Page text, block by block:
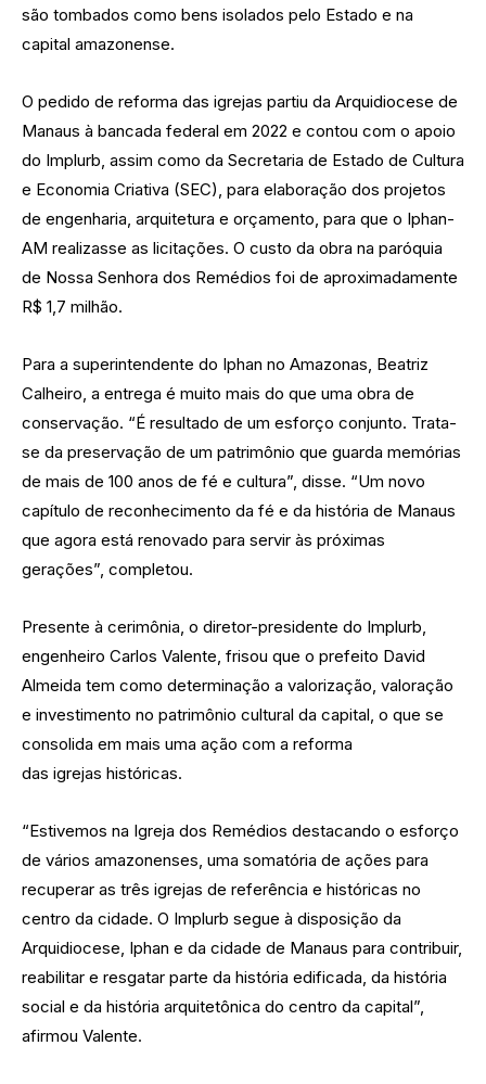
são tombados como bens isolados pelo Estado e na
capital amazonense.
O pedido de reforma das igrejas partiu da Arquidiocese de
Manaus à bancada federal em 2022 e contou com o apoio
do Implurb, assim como da Secretaria de Estado de Cultura
e Economia Criativa (SEC), para elaboração dos projetos
de engenharia, arquitetura e orçamento, para que o Iphan-
AM realizasse as licitações. O custo da obra na paróquia
de Nossa Senhora dos Remédios foi de aproximadamente
R$ 1,7 milhão.
Para a superintendente do Iphan no Amazonas, Beatriz
Calheiro, a entrega é muito mais do que uma obra de
conservação. “É resultado de um esforço conjunto. Trata-
se da preservação de um patrimônio que guarda memórias
de mais de 100 anos de fé e cultura”, disse. “Um novo
capítulo de reconhecimento da fé e da história de Manaus
que agora está renovado para servir às próximas
gerações”, completou.
Presente à cerimônia, o diretor-presidente do Implurb,
engenheiro Carlos Valente, frisou que o prefeito David
Almeida tem como determinação a valorização, valoração
e investimento no patrimônio cultural da capital, o que se
consolida em mais uma ação com a reforma
das igrejas históricas.
“Estivemos na Igreja dos Remédios destacando o esforço
de vários amazonenses, uma somatória de ações para
recuperar as três igrejas de referência e históricas no
centro da cidade. O Implurb segue à disposição da
Arquidiocese, Iphan e da cidade de Manaus para contribuir,
reabilitar e resgatar parte da história edificada, da história
social e da história arquitetônica do centro da capital”,
afirmou Valente.